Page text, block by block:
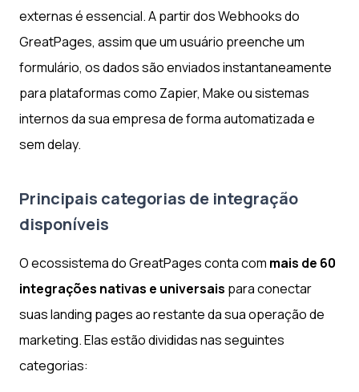
externas é essencial. A partir dos Webhooks do
GreatPages, assim que um usuário preenche um
formulário, os dados são enviados instantaneamente
para plataformas como Zapier, Make ou sistemas
internos da sua empresa de forma automatizada e
sem delay.
Principais categorias de integração
disponíveis
O ecossistema do GreatPages conta com mais de 60
integrações nativas e universais para conectar
suas landing pages ao restante da sua operação de
marketing. Elas estão divididas nas seguintes
categorias: